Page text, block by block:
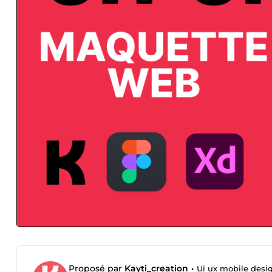
Proposé par Kayti_creation • Ui ux mobile